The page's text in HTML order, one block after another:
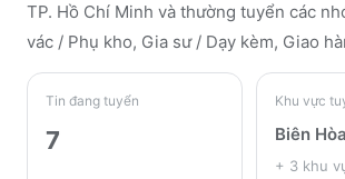
TP. Hồ Chí Minh và thường tuyển các
vác / Phụ kho, Gia sư / Dạy kèm, Giao
Tin đang tuyển
7
Khu vực
Biên Hòa
+ 3 khu